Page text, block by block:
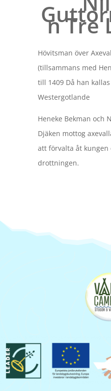
n Tre
Hövitsman över
(tillsammans med
till 1409 Då han kallas
Westergotlande
Heneke Bekman och
Djäken mottog
att förvalta åt kungen
drottningen.